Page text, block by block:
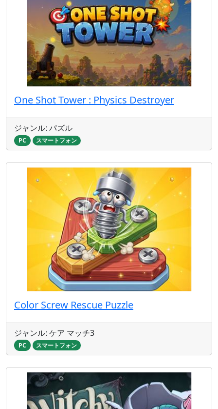
One Shot Tower : Physics Destroyer
ジャンル: パズル
PC スマートフォン
Color Screw Rescue Puzzle
ジャンル: ケア マッチ3
PC スマートフォン